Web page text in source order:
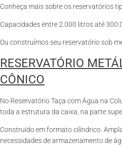
Conheça mais sobre os reservatórios
Capacidades entre 2.000 litros até
Ou construímos seu reservatório sob
RESERVATÓRIO
CÔNICO
No Reservatório Taça com Água na
toda a estrutura da caixa, na parte
Construído em formato cilíndrico.
necessidades de armazenamento de